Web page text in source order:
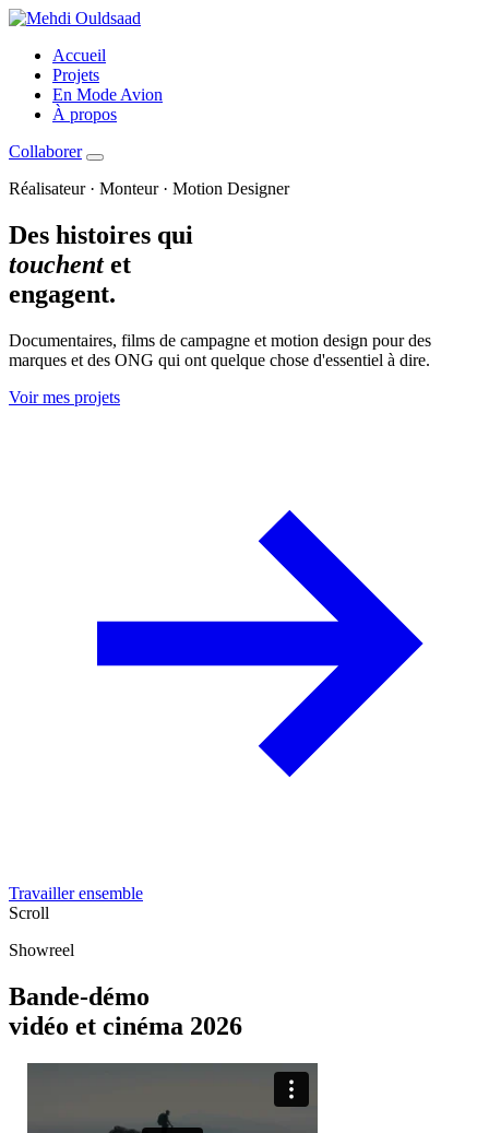
Accueil
Projets
En Mode Avion
À propos
Collaborer
Réalisateur · Monteur · Motion Designer
Des histoires qui
touchentet
engagent.
Documentaires, films de campagne et motion design pour des
marques et des ONG qui ont quelque chose d'essentiel à dire.
Voir mes projets
Travailler ensemble
Scroll
Showreel
Bande-démo
vidéo et cinéma 2026